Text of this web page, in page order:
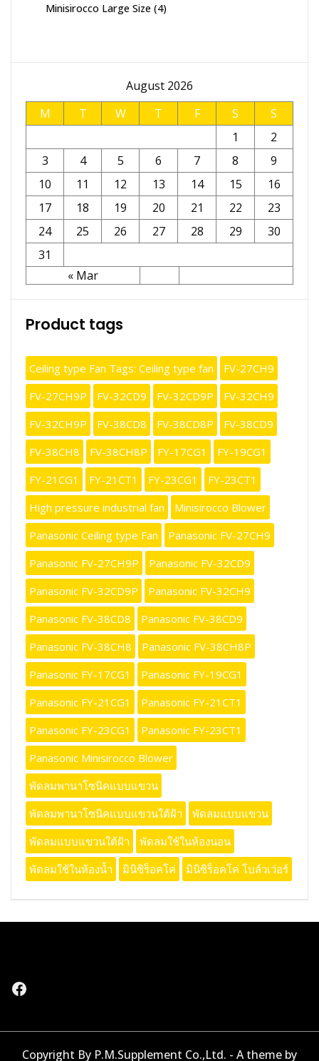
Minisirocco Large Size 44
August 2026
M
T W T F S
S
1
2
3
4 5 6 7 8
9
10
11 12 13 14 15
16
17
18 19 20 21 22
23
24
25 26 27 28 29
30
31
« Mar
Product tags
Ceiling type Fan Tags: Ceiling type fan
FV-27CH9
FV-27CH9P
FV-32CD9 FV-32CD9P
FV-32CH9
FV-32CH9P
FV-38CD8 FV-38CD8P
FV-38CD9
FV-38CH8
FV-38CH8P FY-17CG1
FY-19CG1
FY-21CG1
FY-21CT1 FY-23CG1
FY-23CT1
High pressure industrial fan
Minisirocco Blower
Panasonic Ceiling type Fan
Panasonic FV-27CH9
Panasonic FV-27CH9P
Panasonic FV-32CD9
Panasonic FV-32CD9P
Panasonic FV-32CH9
Panasonic FV-38CD8
Panasonic FV-38CD9
Panasonic FV-38CH8
Panasonic FV-38CH8P
Panasonic FY-17CG1
Panasonic FY-19CG1
Panasonic FY-21CG1
Panasonic FY-21CT1
Panasonic FY-23CG1
Panasonic FY-23CT1
Panasonic Minisirocco Blower
พัดลมพานาโซนิคแบบแขวน
พัดลมพานาโซนิคแบบแขวนใต้ฝ้า
พัดลมแบบแขวน
พัดลมแบบแขวนใต้ฝ้า
พัดลมใช้ในห้องนอน
พัดลมใช้ในห้องน้ำ
มินิซิร็อคโค่ มินิซิร็อคโค่ โบล์วเว่อร์
Facebook
Copyright By P.M.Supplement Co.,Ltd. - A theme by